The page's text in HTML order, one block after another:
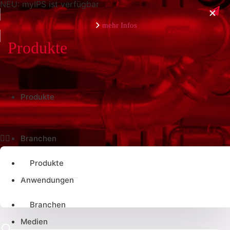
NEU: myIPS ist verfügbar
mehr Infos
schließen
Produkte
Branchen
Anwendungen
Medien
Produkte
Branchen
Produkte